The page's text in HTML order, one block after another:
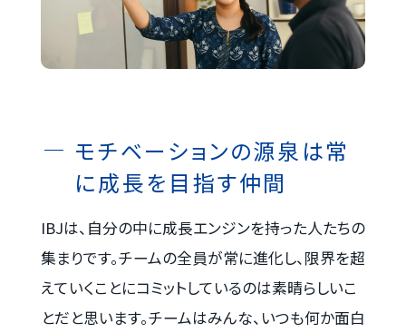
モチベーションの源泉は常
に成長を目指す仲間
IBJは、自分の中に成長エンジンを持った人たちの
集まりです。チームの全員が常に進化し、限界を超
えていくことにコミットしているのは素晴らしいこ
とだと思います。チームはみんな、いつも何か面白